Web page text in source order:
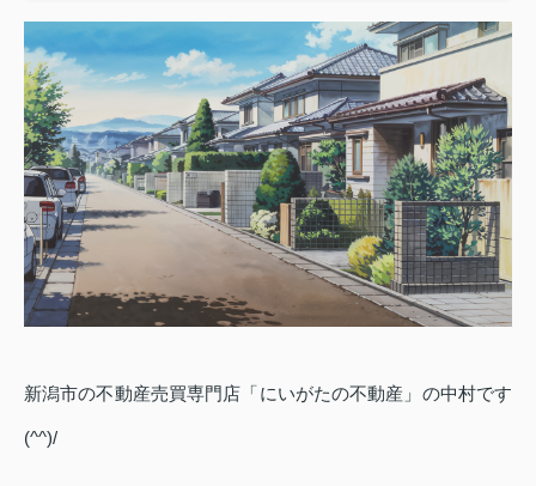
新潟市の不動産売買専門店「にいがたの不動産」の中村です
(^^)/